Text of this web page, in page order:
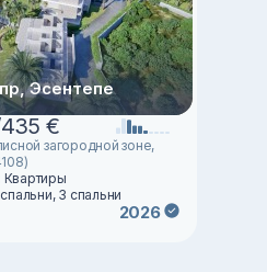
Эсентепе
435 €
загородной зоне,
Квартиры
3 спальни
2026